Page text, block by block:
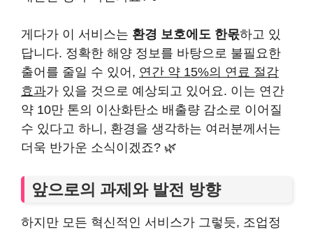
게다가 이 서비스는 환경 보호에도 한몫하고 있
답니다. 정확한 해양 정보를 바탕으로 불필요한
출어를 줄일 수 있어, 연간 약 15%의 연료 절감
효과가 있을 것으로 예상되고 있어요. 이는 연간
약 10만 톤의 이산화탄소 배출량 감소로 이어질
수 있다고 하니, 환경을 생각하는 여러분께서는
더욱 반가운 소식이겠죠? 🌿
앞으로의 과제와 발전 방향
하지만 모든 혁신적인 서비스가 그렇듯, 조업정